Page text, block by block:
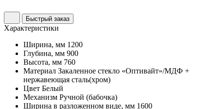
Быстрый заказ
Характеристики
Ширина, мм 1200
Глубина, мм 900
Высота, мм 760
Материал Закаленное стекло «Оптивайт»/МДФ +
нержавеющая сталь(хром)
Цвет Белый
Механизм Ручной (бабочка)
Ширина в разложенном виде, мм 1600